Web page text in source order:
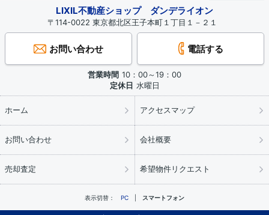
LIXIL不動産ショップ ダンデライオン
〒114-0022 東京都北区王子本町１丁目１－２１
お問い合わせ 電話する
営業時間 10：00～19：00
定休日 水曜日
ホーム アクセスマップ
お問い合わせ 会社概要
売却査定 希望物件リクエスト
表示切替： PC スマートフォン